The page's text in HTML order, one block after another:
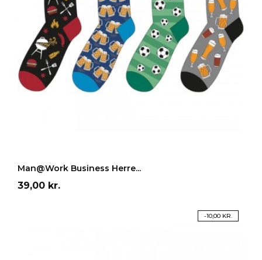
Man@work Business Herre...
Pris
39,00 kr.
-10,00 KR.